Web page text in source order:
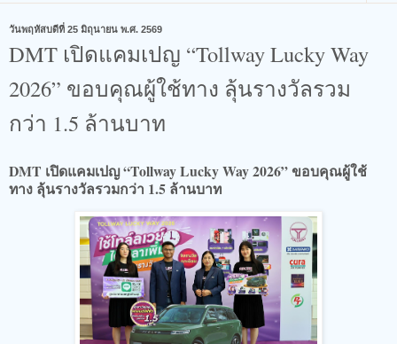
วันพฤหัสบดีที่ 25 มิถุนายน พ.ศ. 2569
DMT เปิดแคมเปญ “Tollway Lucky Way
2026” ขอบคุณผู้ใช้ทาง ลุ้นรางวัลรวม
กว่า 1.5 ล้านบาท
DMT เปิดแคมเปญ “Tollway Lucky Way 2026” ขอบคุณผู้ใช้
ทาง ลุ้นรางวัลรวมกว่า 1.5 ล้านบาท